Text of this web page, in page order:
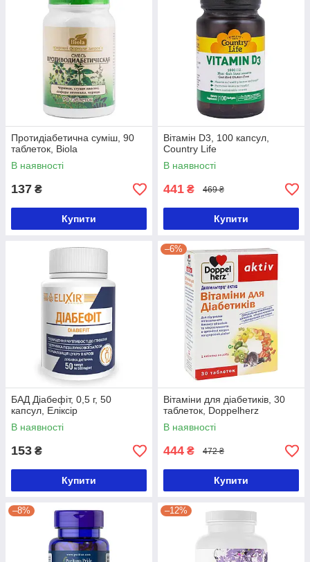
Протидіабетична суміш, 90
таблеток, Biola
В наявності
137 ₴
Купити
Вітамін D3, 100 капсул,
Country Life
В наявності
441 ₴ 469 ₴
Купити
БАД Діабефіт, 0,5 г, 50
капсул, Еліксір
В наявності
153 ₴
Купити
–6%
Вітаміни для діабетиків, 30
таблеток, Doppelherz
В наявності
444 ₴ 472 ₴
Купити
–8% –12%